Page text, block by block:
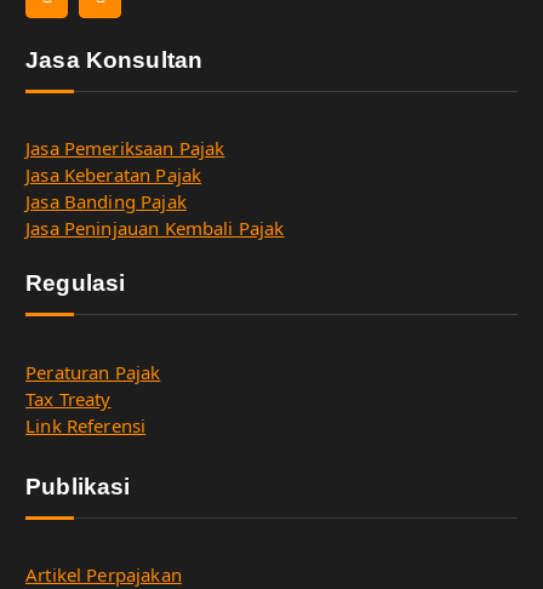
Jasa Konsultan
Jasa Pemeriksaan Pajak
Jasa Keberatan Pajak
Jasa Banding Pajak
Jasa Peninjauan Kembali Pajak
Regulasi
Peraturan Pajak
Tax Treaty
Link Referensi
Publikasi
Artikel Perpajakan